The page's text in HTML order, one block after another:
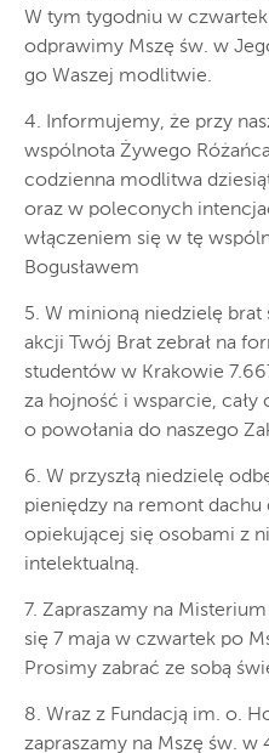
W tym tygodniu w
odprawimy Mszę św. w
go Waszej modlitwie.
4. Informujemy, że przy
wspólnota Żywego
codzienna modlitwa
oraz w poleconych
włączeniem się w tę
Bogusławem
5. W minioną niedzielę brat
akcji Twój Brat zebrał na
studentów w Krakowie
za hojność i wsparcie,
o powołania do naszego
6. W przyszłą niedzielę
pieniędzy na remont dachu
opiekującej się osobami z
intelektualną.
7. Zapraszamy na
się 7 maja w czwartek po
Prosimy zabrać ze sobą
8. Wraz z Fundacją im. o.
zapraszamy na Mszę św.